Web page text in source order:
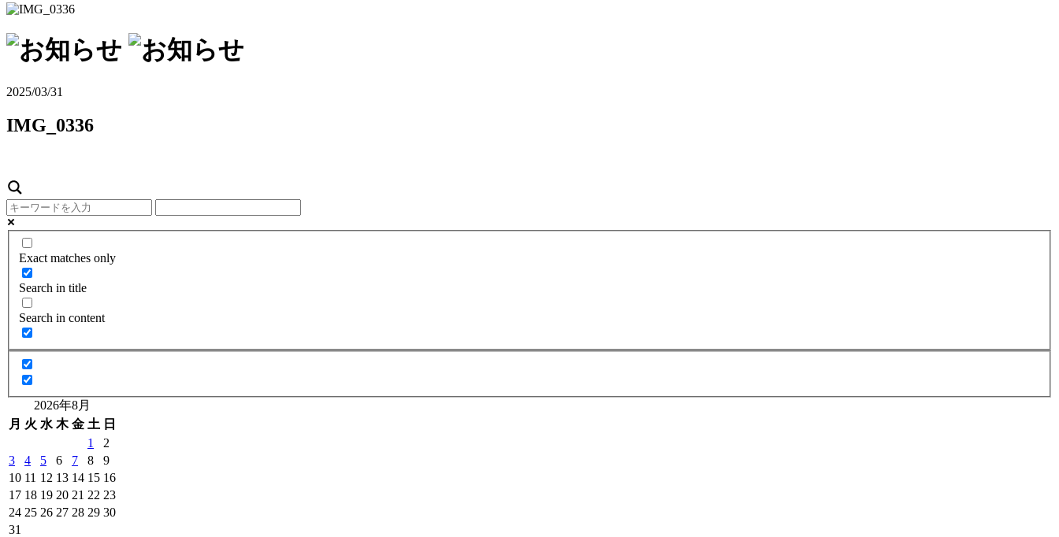
2025/03/31
IMG_0336
Exact matches only
Search in title
Search in content
2026年8月
月 火 水 木 金 土 日
1
2
3
4 5 6 7 8
9
10 11 12 13 14 15 16
17 18 19 20 21 22 23
24 25 26 27 28 29 30
31